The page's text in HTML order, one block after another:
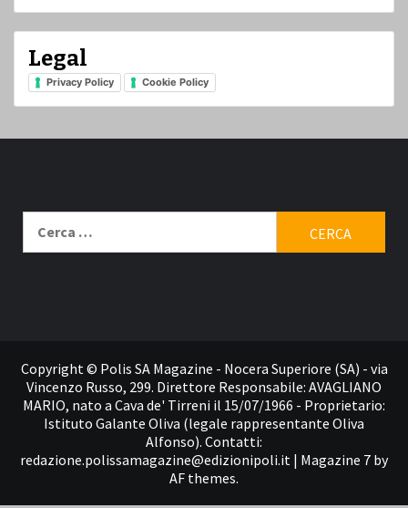
Legal
Privacy Policy Cookie Policy
per:
Copyright © Polis SA Magazine - Nocera Superiore (SA) - via
Vincenzo Russo, 299. Direttore Responsabile: AVAGLIANO
MARIO, nato a Cava de' Tirreni il 15/07/1966 - Proprietario:
Istituto Galante Oliva (legale rappresentante Oliva
Alfonso). Contatti:
redazione.polissamagazine@edizionipoli.it | Magazine 7 by
AF themes.